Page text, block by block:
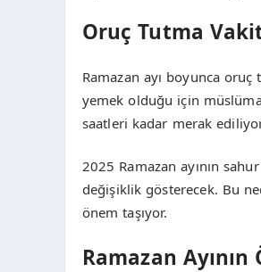
Oruç Tutma
Ramazan ayı boyunca
yemek olduğu için
saatleri kadar merak
2025 Ramazan ayının
değişiklik gösterecek. Bu
önem taşıyor.
Ramazan